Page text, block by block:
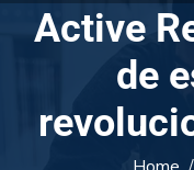
Active
de